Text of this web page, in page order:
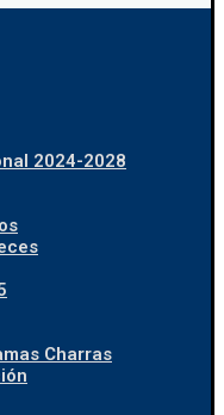
2024-2028
Charras